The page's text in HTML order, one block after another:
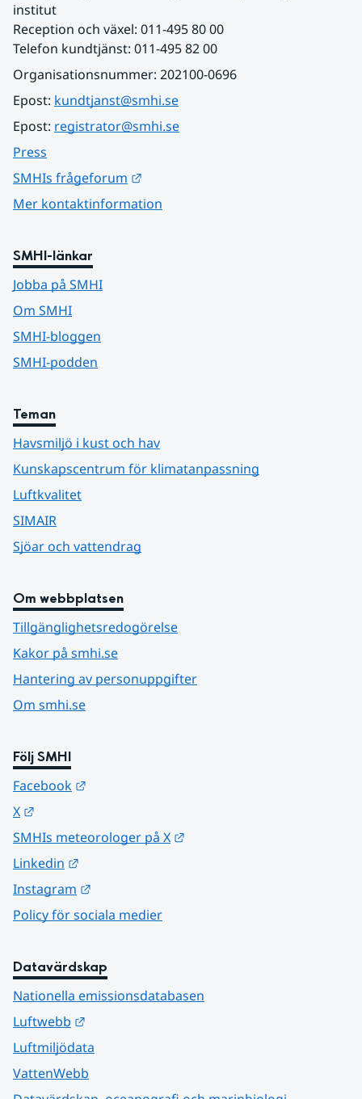
institut
Reception och växel: 011-495 80 00
Telefon kundtjänst: 011-495 82 00
Organisationsnummer: 202100-0696
Epost: kundtjanst@smhi.se
Epost: registrator@smhi.se
Press
SMHIs frågeforum
Mer kontaktinformation
SMHI-länkar
Jobba på SMHI
Om SMHI
SMHI-bloggen
SMHI-podden
Teman
Havsmiljö i kust och hav
Kunskapscentrum för klimatanpassning
Luftkvalitet
SIMAIR
Sjöar och vattendrag
Om webbplatsen
Tillgänglighetsredogörelse
Kakor på smhi.se
Hantering av personuppgifter
Om smhi.se
Följ SMHI
Facebook
X
SMHIs meteorologer på X
Linkedin
Instagram
Policy för sociala medier
Datavärdskap
Nationella emissionsdatabasen
Luftwebb
Luftmiljödata
VattenWebb